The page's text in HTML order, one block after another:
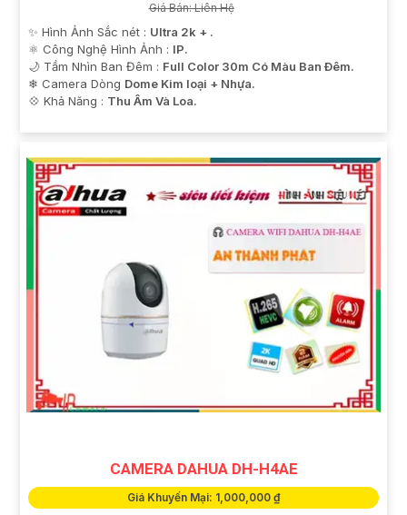
Giá Bán: Liên Hệ
✨ Hình Ảnh Sắc nét : Ultra 2k + .
⚛️ Công Nghệ Hình Ảnh : IP.
🌙 Tầm Nhìn Ban Đêm : Full Color 30m Có Màu Ban Ðêm.
❄ Camera Dòng Dome Kim loại + Nhựa.
️💠 Khả Năng : Thu Âm Và Loa.
CAMERA DAHUA DH-H4AE
Giá Khuyến Mại: 1,000,000 ₫